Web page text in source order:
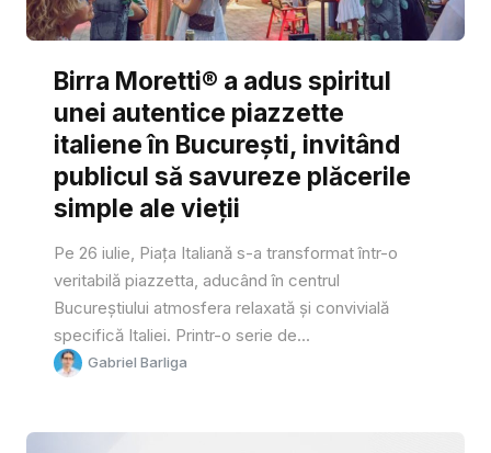
Birra Moretti® a adus spiritul
unei autentice piazzette
italiene în București, invitând
publicul să savureze plăcerile
simple ale vieții
Pe 26 iulie, Piața Italiană s-a transformat într-o
veritabilă piazzetta, aducând în centrul
Bucureștiului atmosfera relaxată și convivială
specifică Italiei. Printr-o serie de...
Gabriel Barliga